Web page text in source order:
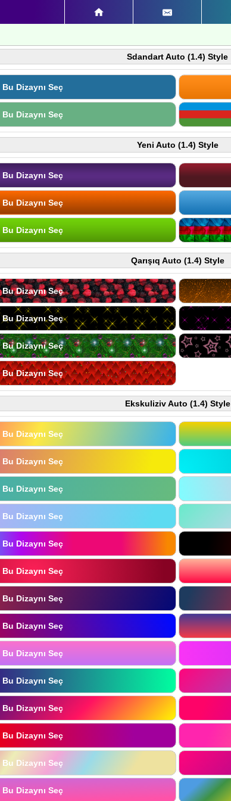
Sdandart Auto (1.4) Style
Bu Dizaynı Seç
Bu Dizaynı Seç
Yeni Auto (1.4) Style
Bu Dizaynı Seç
Bu Dizaynı Seç
Bu Dizaynı Seç
Qarışıq Auto (1.4) Style
Bu Dizaynı Seç
Bu Dizaynı Seç
Bu Dizaynı Seç
Bu Dizaynı Seç
Ekskuliziv Auto (1.4) Style
Bu Dizaynı Seç
Bu Dizaynı Seç
Bu Dizaynı Seç
Bu Dizaynı Seç
Bu Dizaynı Seç
Bu Dizaynı Seç
Bu Dizaynı Seç
Bu Dizaynı Seç
Bu Dizaynı Seç
Bu Dizaynı Seç
Bu Dizaynı Seç
Bu Dizaynı Seç
Bu Dizaynı Seç
Bu Dizaynı Seç